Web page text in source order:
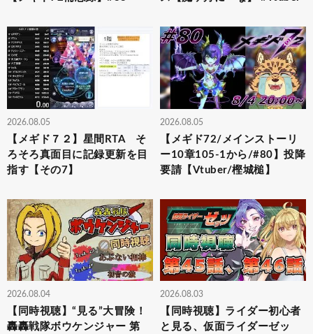
2026.08.05
【メギド７２】星間RTA そ
ろそろ真面目に記録更新を目
指す【その7】
2026.08.05
【メギド72/メインストーリ
ー10章105-1から/#80】投降
要請【Vtuber/樫城槌】
2026.08.04
【同時視聴】“見る”大冒険！
轟轟戦隊ボウケンジャー 第
2026.08.03
【同時視聴】ライダー初心者
と見る、仮面ライダーゼッ